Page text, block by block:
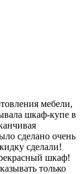
мебели,
шкаф-купе в
сделано очень
сделали!
шкаф!
только